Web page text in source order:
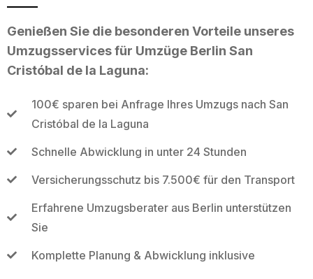
Genießen Sie die besonderen Vorteile unseres
Umzugsservices für Umzüge Berlin San
Cristóbal de la Laguna:
100€ sparen bei Anfrage Ihres Umzugs nach San
Cristóbal de la Laguna
Schnelle Abwicklung in unter 24 Stunden
Versicherungsschutz bis 7.500€ für den Transport
Erfahrene Umzugsberater aus Berlin unterstützen
Sie
Komplette Planung & Abwicklung inklusive